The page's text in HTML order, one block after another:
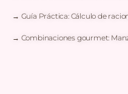
→ Guía Práctica: Cálculo de
→ Combinaciones gourmet: